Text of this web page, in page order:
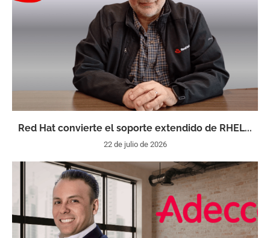
Red Hat convierte el soporte extendido de RHEL...
22 de julio de 2026